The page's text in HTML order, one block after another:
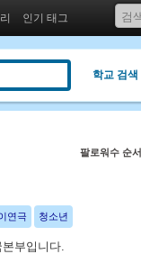
인기 태그
학교 검색
팔로워수 순서
연극 청소년
부입니다.